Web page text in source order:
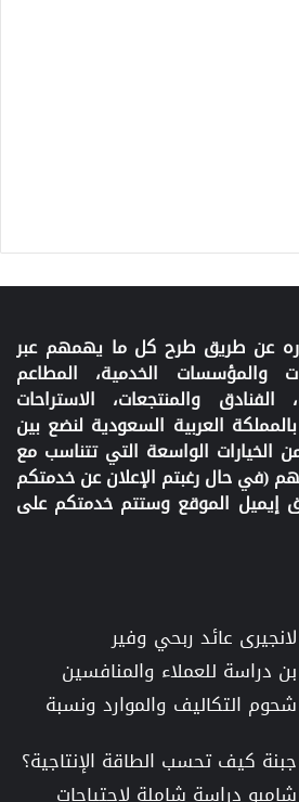
عن طريق طرح كل ما يهمهم عبر
والمؤسسات الخدمية، المطاعم
الفنادق والمنتجعات، الاستراحات
العربية السعودية لنضع بين
الخيارات الواسعة التي تتناسب مع
(في حال رغبتم الإعلان عن خدمتكم
إيميل الموقع وستتم خدمتكم على
عائد ربحي وفير
دراسة للعملاء والمنافسين
التكاليف والموارد ونسبة
كيف تحسب الطاقة الإنتاجية؟
دراسة شاملة لاحتياجات